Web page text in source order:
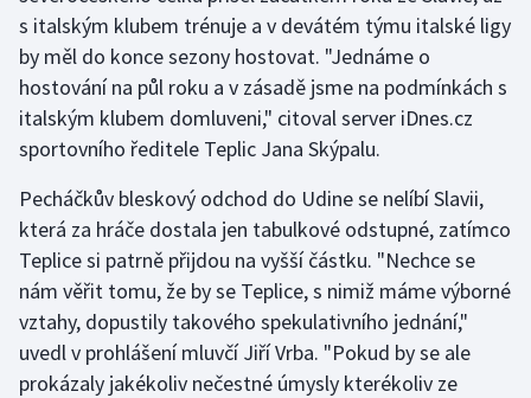
Parasport
Plavání
Plážový volejbal
Ragby
Rychlobruslení
Rychlostní kanoistika
Short track
s italským klubem trénuje a v devátém týmu italské ligy
by měl do konce sezony hostovat. "Jednáme o
hostování na půl roku a v zásadě jsme na podmínkách s
italským klubem domluveni," citoval server iDnes.cz
sportovního ředitele Teplic Jana Skýpalu.
Pecháčkův bleskový odchod do Udine se nelíbí Slavii,
která za hráče dostala jen tabulkové odstupné, zatímco
Teplice si patrně přijdou na vyšší částku. "Nechce se
nám věřit tomu, že by se Teplice, s nimiž máme výborné
vztahy, dopustily takového spekulativního jednání,"
uvedl v prohlášení mluvčí Jiří Vrba. "Pokud by se ale
prokázaly jakékoliv nečestné úmysly kterékoliv ze